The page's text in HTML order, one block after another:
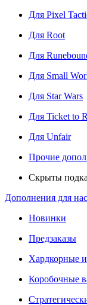
Для Pixel
Для Root
Для
Для Small
Для Star Wars
Для Ticket to
Для Unfair
Прочие
Скрыты
Дополнения для
Новинки
Предзаказы
Хардкорные
Коробочные